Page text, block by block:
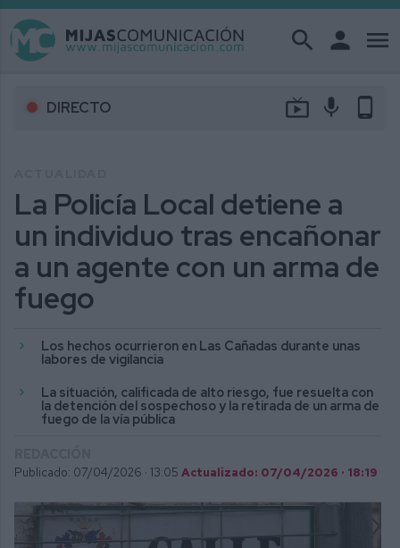
search person menu
DIRECTO live_tv mic phone_android
La Policía Local detiene a
un individuo tras encañonar
a un agente con un arma de
fuego
Los hechos ocurrieron en Las Cañadas durante unas
labores de vigilancia
La situación, calificada de alto riesgo, fue resuelta con
la detención del sospechoso y la retirada de un arma de
fuego de la vía pública
Publicado: 07/04/2026 · 13:05 Actualizado: 07/04/2026 · 18:19